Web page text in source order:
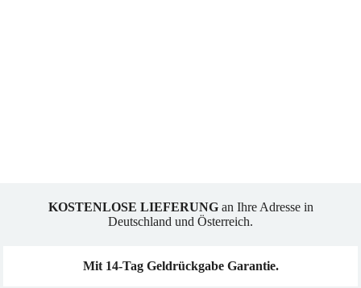
KOSTENLOSE LIEFERUNGan Ihre Adresse in
Deutschland und Österreich.
Mit 14-Tag Geldrückgabe Garantie.